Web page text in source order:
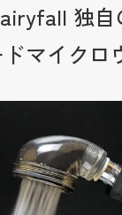
airyfall 独自
マイクロ